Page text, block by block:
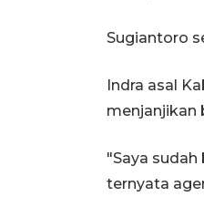
Sugiantoro
Indra asal
menjanjikan
"Saya
ternyata